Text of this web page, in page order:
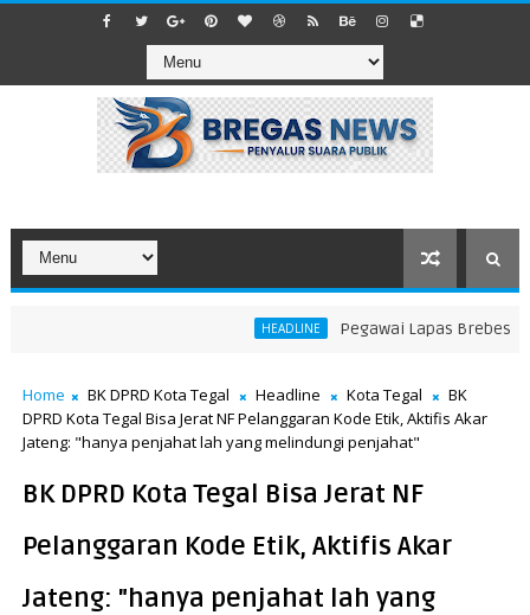
HEADLINE Pegawai Lapas Brebes
Home BK DPRD Kota Tegal Headline Kota Tegal
BK
DPRD Kota Tegal Bisa Jerat NF Pelanggaran Kode Etik, Aktifis Akar
Jateng: "hanya penjahat lah yang melindungi penjahat"
BK DPRD Kota Tegal Bisa Jerat NF
Pelanggaran Kode Etik, Aktifis Akar
Jateng: "hanya penjahat lah yang